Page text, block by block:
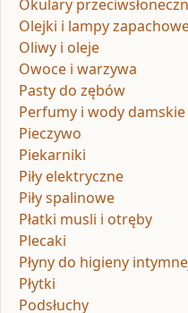
Okulary
Olejki i lampy
Oliwy i oleje
Owoce i warzywa
Pasty do zębów
Perfumy i wody damskie
Pieczywo
Piekarniki
Piły elektryczne
Piły spalinowe
Płatki musli i otręby
Plecaki
Płyny do higieny
Płytki
Podsłuchy